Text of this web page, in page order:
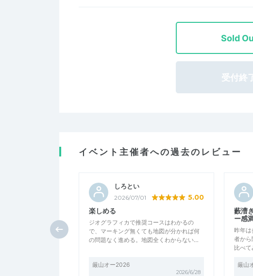
Sold
受付終
イベント主催者への過去のレビュー
しろとい
2026/07/01 5.00
楽しめる
ジオグラフィカで推奨コースはわかるの
で、マーキング無くても地図が分かれば何
の問題なく進める。地図全くわからない…
厳山オー2026
2026/6/28
藪漕
ー感
昨年は
者から
比べ
厳山